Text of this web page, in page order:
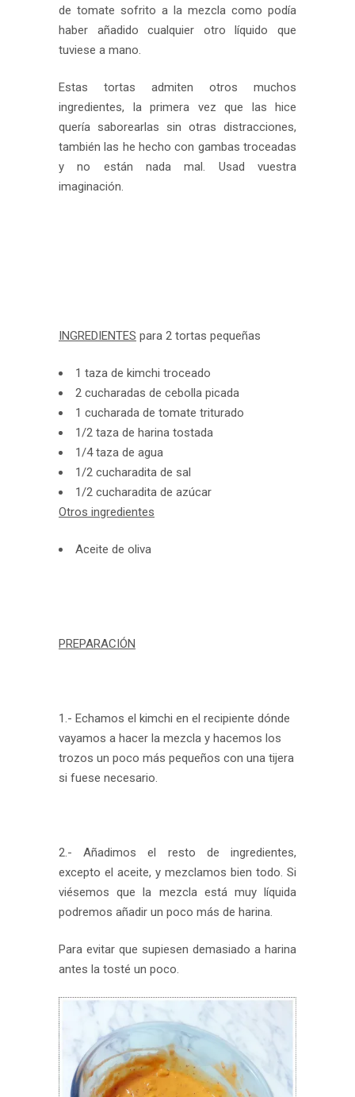
de tomate sofrito a la mezcla como podía
haber añadido cualquier otro líquido que
tuviese a mano.
Estas tortas admiten otros muchos
ingredientes, la primera vez que las hice
quería saborearlas sin otras distracciones,
también las he hecho con gambas troceadas
y no están nada mal. Usad vuestra
imaginación.
INGREDIENTES para 2 tortas pequeñas
1 taza de kimchi troceado
2 cucharadas de cebolla picada
1 cucharada de tomate triturado
1/2 taza de harina tostada
1/4 taza de agua
1/2 cucharadita de sal
1/2 cucharadita de azúcar
Otros ingredientes
Aceite de oliva
PREPARACIÓN
1.- Echamos el kimchi en el recipiente dónde
vayamos a hacer la mezcla y hacemos los
trozos un poco más pequeños con una tijera
si fuese necesario.
2.- Añadimos el resto de ingredientes,
excepto el aceite, y mezclamos bien todo. Si
viésemos que la mezcla está muy líquida
podremos añadir un poco más de harina.
Para evitar que supiesen demasiado a harina
antes la tosté un poco.